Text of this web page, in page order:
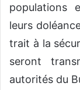
populations
leurs
trait à la
seront
autorités du